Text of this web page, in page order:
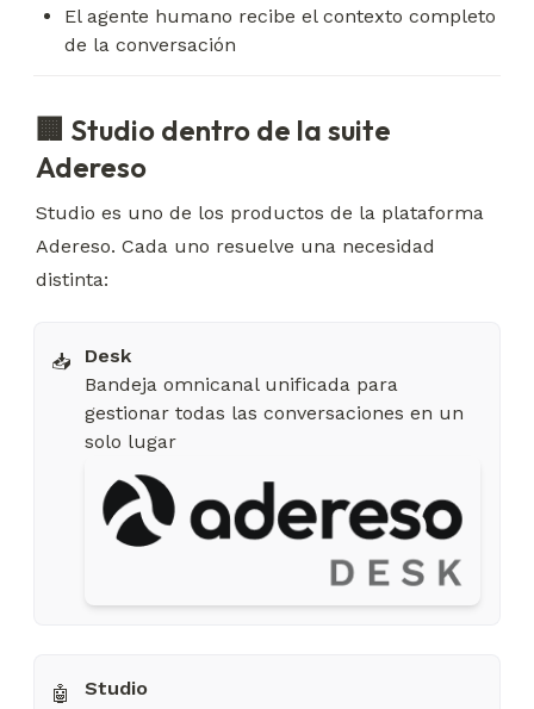
El agente humano recibe el contexto completo
de la conversación
🏢 Studio dentro de la suite
Adereso
Studio es uno de los productos de la plataforma
Adereso. Cada uno resuelve una necesidad
distinta:
📥
Bandeja omnicanal unificada para
gestionar todas las conversaciones en un
solo lugar
🤖